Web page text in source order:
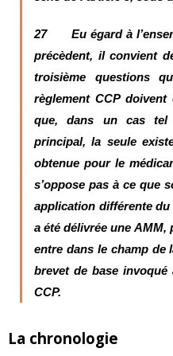
27 Eu égard à
précèdent, il convient
troisième questions
règlement CCP
que, dans un cas tel
principal,la seule
obtenue pour le
s’oppose pas à ce que
application différente
a été délivrée une AMM,
entre dans le champ de
brevet de base invoqué
CCP.
La chronologie